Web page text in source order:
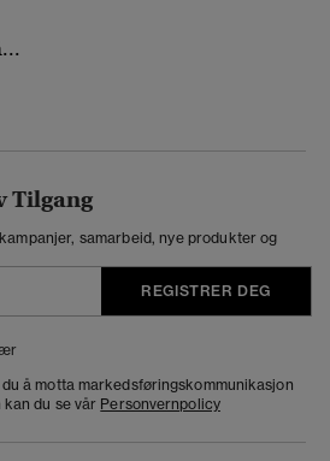
Tilgang
samarbeid, nye produkter og
REGISTRER DEG
å motta markedsføringskommunikasjon
kan du se vår Personvernpolicy